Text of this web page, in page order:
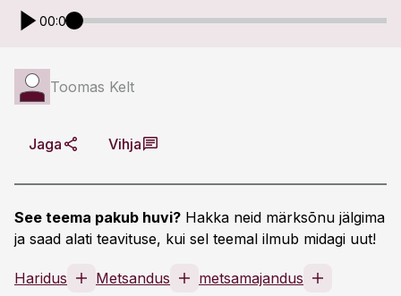
00:00
Toomas Kelt
Jaga Vihja
See teema pakub huvi? Hakka neid märksõnu jälgima
ja saad alati teavituse, kui sel teemal ilmub midagi uut!
Haridus Metsandus metsamajandus